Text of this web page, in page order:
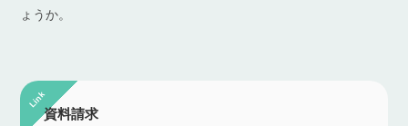
ょうか。
資料請求